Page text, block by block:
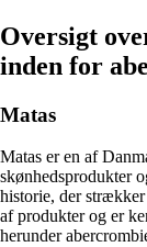
Oversigt
inden for
Matas
Matas er en af
skønhedsprodukter
historie, der
af produkter og er
herunder